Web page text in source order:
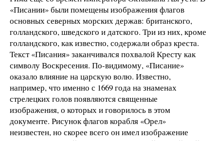
«Писании» были помещены изображения флагов
основных северных морских держав: британского,
голландского, шведского и датского. Три из них, кроме
голландского, как известно, содержали образ креста.
Текст «Писания» заканчивался похвалой Кресту как
символу Воскресения. По-видимому, «Писание»
оказало влияние на царскую волю. Известно,
например, что именно с 1669 года на знаменах
стрелецких голов появляются священные
изображения, о которых и говорилось в этом
документе. Рисунок флагов корабля «Орел»
неизвестен, но скорее всего он имел изображение